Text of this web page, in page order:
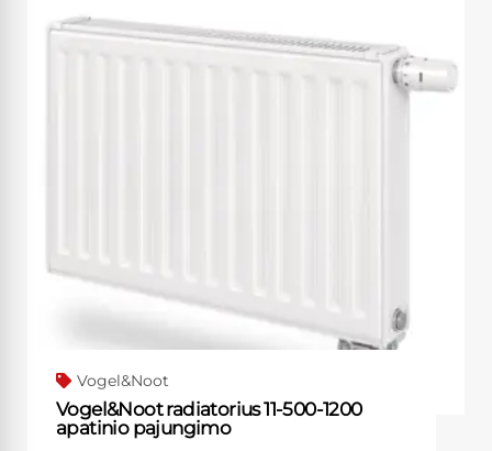
Vogel&Noot
Vogel&Noot radiatorius 11-500-1200
apatinio pajungimo